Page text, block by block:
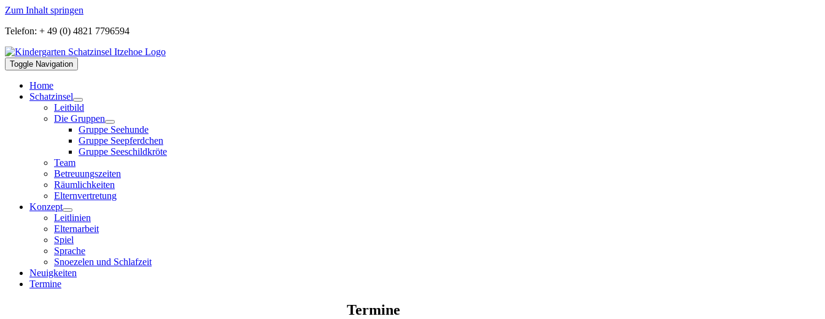
Zum Inhalt springen
Telefon: + 49 (0) 4821 7796594
Toggle Navigation
Home
Schatzinsel
Leitbild
Die Gruppen
Gruppe Seehunde
Gruppe Seepferdchen
Gruppe Seeschildkröte
Team
Betreuungszeiten
Räumlichkeiten
Elternvertretung
Konzept
Leitlinien
Elternarbeit
Spiel
Sprache
Snoezelen und Schlafzeit
Neuigkeiten
Termine
Termine